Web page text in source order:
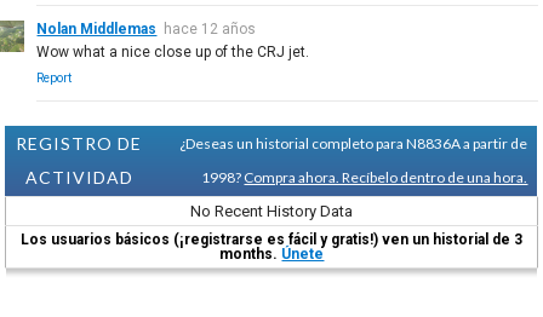
Nolan Middlemas
hace 12 años
Wow what a nice close up of the CRJ jet.
Report
REGISTRO DE
ACTIVIDAD
¿Deseas un historial completo para N8836A a partir de
1998? Compra ahora. Recíbelo dentro de una hora.
No Recent History Data
Los usuarios básicos (¡registrarse es fácil y gratis!) ven un historial de 3
months. Únete